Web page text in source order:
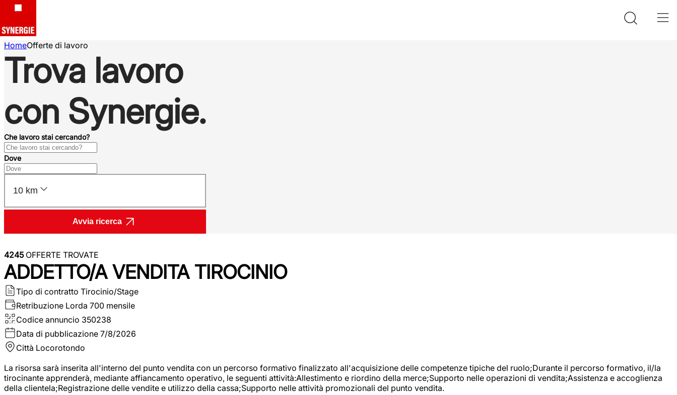
HomeOfferte di lavoro
Trova lavoro
con Synergie.
Che lavoro stai cercando?
Dove
10 km
Avvia ricerca
4245OFFERTE TROVATE
ADDETTO/A VENDITA TIROCINIO
Tipo di contratto Tirocinio/Stage
Retribuzione Lorda 700 mensile
Codice annuncio 350238
Data di pubblicazione 7/8/2026
Città Locorotondo
La risorsa sarà inserita all'interno del punto vendita con un percorso formativo finalizzato all'acquisizione delle competenze tipiche del ruolo;Durante il percorso formativo, il/la
tirocinante apprenderà, mediante affiancamento operativo, le seguenti attività:Allestimento e riordino della merce;Supporto nelle operazioni di vendita;Assistenza e accoglienza
della clientela;Registrazione delle vendite e utilizzo della cassa;Supporto nelle attività promozionali del punto vendita.